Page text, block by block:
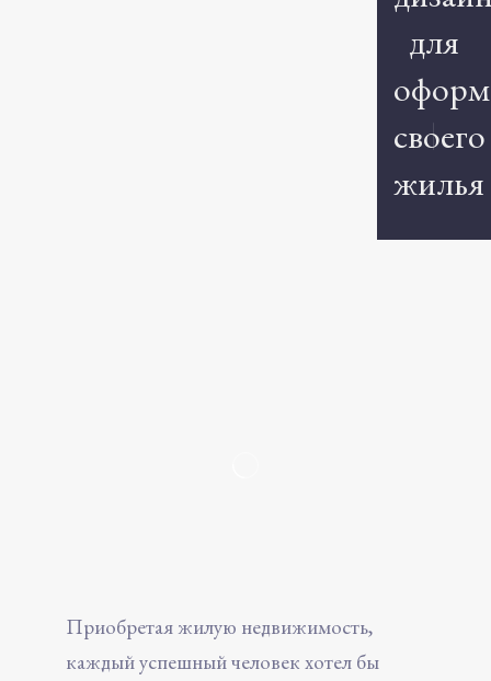
для
своего
жилья
Приобретая жилую недвижимость,
каждый успешный человек хотел бы